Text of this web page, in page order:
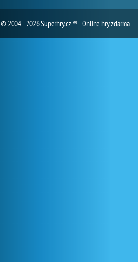
© 2004 - 2026 Superhry.cz ® - Online hry zdarma